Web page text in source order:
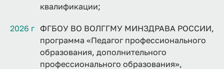
квалификации;
2026 г ФГБОУ ВО ВОЛГГМУ МИНЗДРАВА РОССИИ,
программа «Педагог профессионального
образования, дополнительного
профессионального образования»,